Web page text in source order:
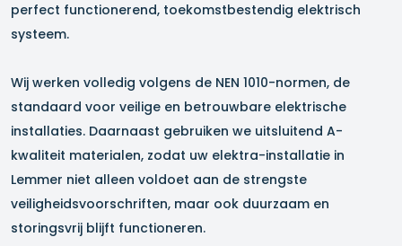
perfect functionerend, toekomstbestendig elektrisch
systeem.
Wij werken volledig volgens de NEN 1010-normen, de
standaard voor veilige en betrouwbare elektrische
installaties. Daarnaast gebruiken we uitsluitend A-
kwaliteit materialen, zodat uw elektra-installatie in
Lemmer niet alleen voldoet aan de strengste
veiligheidsvoorschriften, maar ook duurzaam en
storingsvrij blijft functioneren.